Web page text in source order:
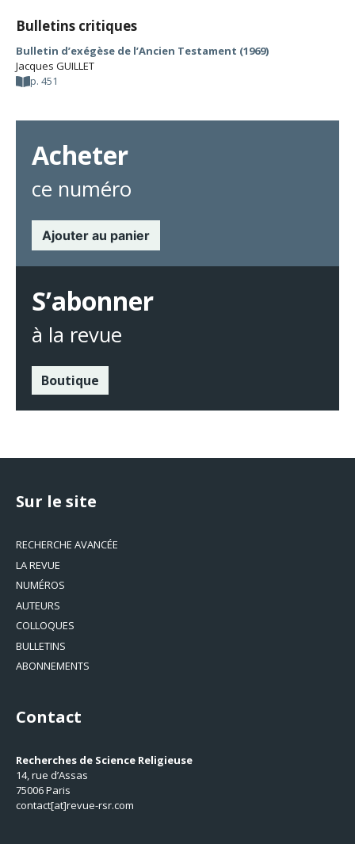
Bulletins critiques
Bulletin d’exégèse de l’Ancien Testament (1969)
Jacques GUILLET
p. 451
Acheter
ce numéro
Ajouter au panier
S’abonner
à la revue
Boutique
Sur le site
RECHERCHE AVANCÉE
LA REVUE
NUMÉROS
AUTEURS
COLLOQUES
BULLETINS
ABONNEMENTS
Contact
Recherches de Science Religieuse
14, rue d’Assas
75006 Paris
contact[at]revue-rsr.com